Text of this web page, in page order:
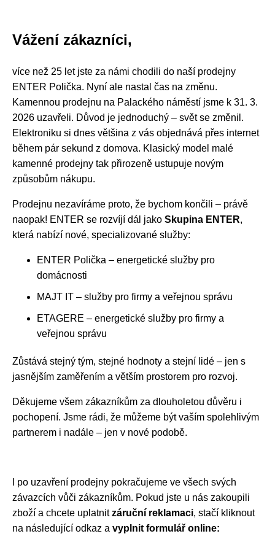
Vážení zákazníci,
více než 25 let jste za námi chodili do naší prodejny
ENTER Polička. Nyní ale nastal čas na změnu.
Kamennou prodejnu na Palackého náměstí jsme k 31. 3.
2026 uzavřeli. Důvod je jednoduchý – svět se změnil.
Elektroniku si dnes většina z vás objednává přes internet
během pár sekund z domova. Klasický model malé
kamenné prodejny tak přirozeně ustupuje novým
způsobům nákupu.
Prodejnu nezavíráme proto, že bychom končili – právě
naopak! ENTER se rozvíjí dál jako Skupina ENTER,
která nabízí nové, specializované služby:
ENTER Polička – energetické služby pro
domácnosti
MAJT IT – služby pro firmy a veřejnou správu
ETAGERE – energetické služby pro firmy a
veřejnou správu
Zůstává stejný tým, stejné hodnoty a stejní lidé – jen s
jasnějším zaměřením a větším prostorem pro rozvoj.
Děkujeme všem zákazníkům za dlouholetou důvěru i
pochopení. Jsme rádi, že můžeme být vaším spolehlivým
partnerem i nadále – jen v nové podobě.
I po uzavření prodejny pokračujeme ve všech svých
závazcích vůči zákazníkům. Pokud jste u nás zakoupili
zboží a chcete uplatnitzáruční reklamaci, stačí kliknout
na následující odkaz a vyplnit formulář online: